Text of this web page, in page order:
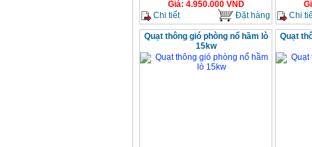
Giá: 4.950.000VND
Chi tiết
Đặt hàng
Chi
Quạt thông gió phòng nổ hầm lò
15kw
Quạt